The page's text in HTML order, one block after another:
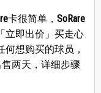
卡很简单， SoRare
立即出价」买走心
想购买的球员，
两天，详细步骤